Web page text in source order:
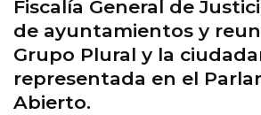
Fiscalía General de
de ayuntamientos y
Grupo Plural y la
representada en el
Abierto.